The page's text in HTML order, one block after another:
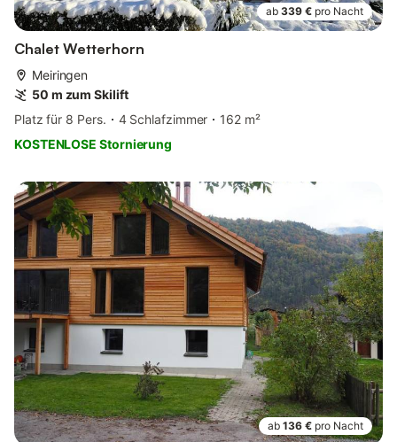
ab 339 € pro Nacht
Chalet Wetterhorn
Meiringen
50 m zum Skilift
Platz für 8 Pers.
4 Schlafzimmer
162 m²
KOSTENLOSE Stornierung
ab 136 € pro Nacht